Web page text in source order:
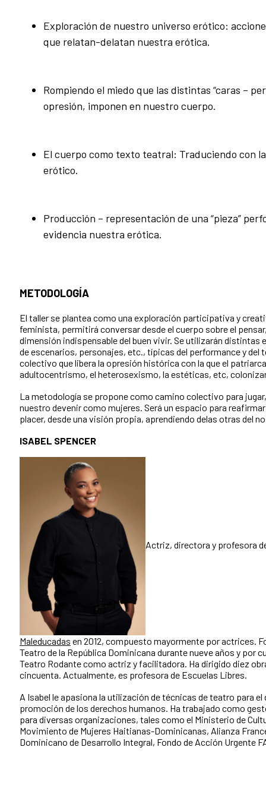
Exploración de nuestro universo erótico:
que relatan-delatan nuestra erótica.
Rompiendo el miedo que las distintas “caras –
opresión, imponen en nuestro cuerpo.
El cuerpo como texto teatral: Traduciendo con
erótico.
Producción – representación de una “pieza”
evidencia nuestra erótica.
METODOLOGÍA
El taller se plantea como una exploración participativa y
feminista, permitirá conversar desde el cuerpo sobre el
dimensión indispensable del buen vivir. Se utilizarán
de escenarios, personajes, etc., típicas del performance y del
colectivo que libera la opresión histórica con la que el
adultocentrismo, el heterosexismo, la estéticas, etc,
La metodología se propone como camino colectivo para
nuestro devenir como mujeres. Será un espacio para
placer, desde una visión propia, aprendiendo delas otras del
ISABEL SPENCER
Actriz, directora y profesora
Maleducadas en 2012, compuesto mayormente por actrices.
Teatro de la República Dominicana durante nueve años y por
Teatro Rodante como actriz y facilitadora. Ha dirigido diez
cincuenta. Actualmente, es profesora de Escuelas Libres.
A Isabel le apasiona la utilización de técnicas de teatro para el
promoción de los derechos humanos. Ha trabajado como
para diversas organizaciones, tales como el Ministerio de
Movimiento de Mujeres Haitianas-Dominicanas, Alianza
Dominicano de Desarrollo Integral, Fondo de Acción Urgente